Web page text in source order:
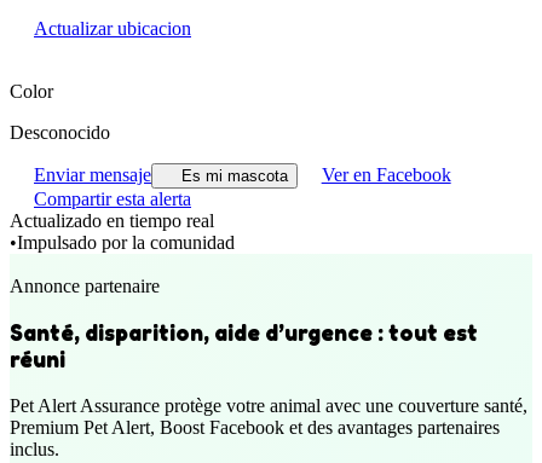
Actualizar ubicacion
Color
Desconocido
Enviar mensaje Es mi mascota
Ver en Facebook
Compartir esta alerta
Actualizado en tiempo real
•Impulsado por la comunidad
Annonce partenaire
Santé, disparition, aide d’urgence : tout est
réuni
Pet Alert Assurance protège votre animal avec une couverture santé,
Premium Pet Alert, Boost Facebook et des avantages partenaires
inclus.